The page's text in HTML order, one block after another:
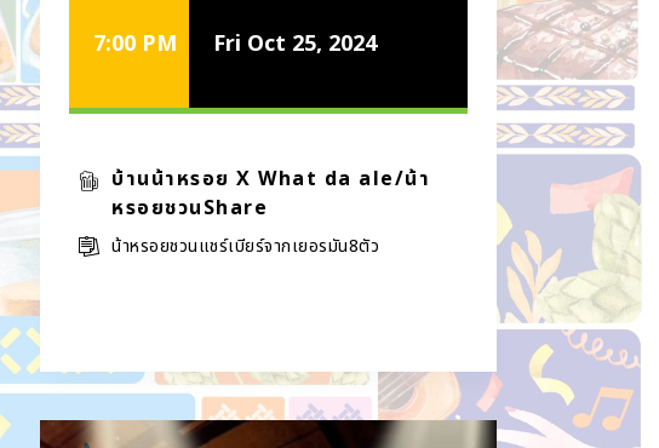
7:00 PM Fri Oct 25, 2024
บ้านน้าหรอย X What da ale/น้า
หรอยชวนShare
น้าหรอยชวนแชร์เบียร์จากเยอรมัน8ตัว